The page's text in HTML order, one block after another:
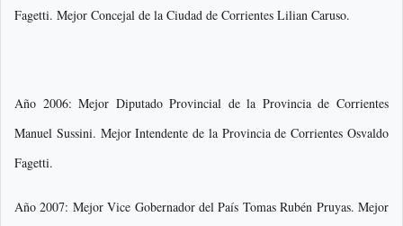
Fagetti. Mejor Concejal de la Ciudad de Corrientes Lilian Caruso.
Año 2006: Mejor Diputado Provincial de la Provincia de Corrientes
Manuel Sussini. Mejor Intendente de la Provincia de Corrientes Osvaldo
Fagetti.
Año 2007: Mejor Vice Gobernador del País Tomas Rubén Pruyas. Mejor